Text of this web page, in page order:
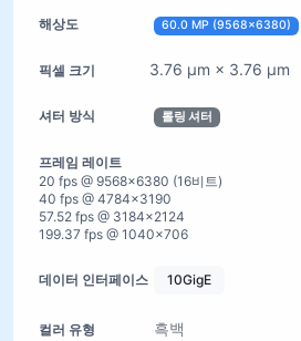
60.0 MP (9568×6380)
3.76 µm × 3.76 µm
롤링 셔터
20 fps @ 9568×6380 (16비트)
40 fps @ 4784×3190
57.52 fps @ 3184×2124
199.37 fps @ 1040×706
10GigE
흑백